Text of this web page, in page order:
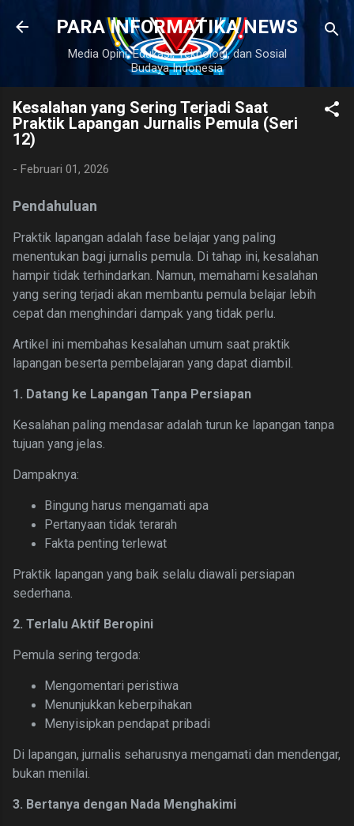
Langsung ke konten utama
PARA INFORMATIKA NEWS
Media Opini, Edukasi, Teknologi, dan Sosial
Budaya Indonesia
Kesalahan yang Sering Terjadi Saat
Praktik Lapangan Jurnalis Pemula (Seri
12)
- Februari 01, 2026
Pendahuluan
Praktik lapangan adalah fase belajar yang paling
menentukan bagi jurnalis pemula. Di tahap ini, kesalahan
hampir tidak terhindarkan. Namun, memahami kesalahan
yang sering terjadi akan membantu pemula belajar lebih
cepat dan menghindari dampak yang tidak perlu.
Artikel ini membahas kesalahan umum saat praktik
lapangan beserta pembelajaran yang dapat diambil.
1. Datang ke Lapangan Tanpa Persiapan
Kesalahan paling mendasar adalah turun ke lapangan tanpa
tujuan yang jelas.
Dampaknya:
Bingung harus mengamati apa
Pertanyaan tidak terarah
Fakta penting terlewat
Praktik lapangan yang baik selalu diawali persiapan
sederhana.
2. Terlalu Aktif Beropini
Pemula sering tergoda:
Mengomentari peristiwa
Menunjukkan keberpihakan
Menyisipkan pendapat pribadi
Di lapangan, jurnalis seharusnya mengamati dan mendengar,
bukan menilai.
3. Bertanya dengan Nada Menghakimi